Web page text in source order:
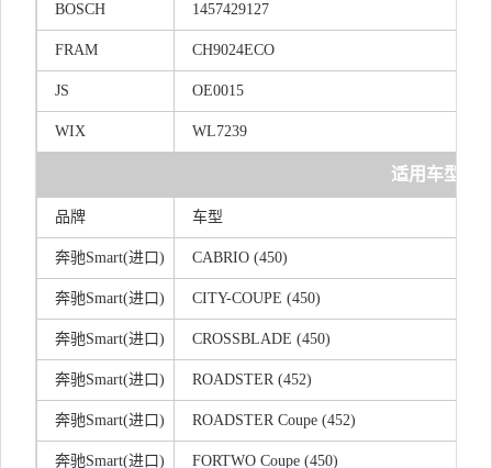
BOSCH 1457429127
FRAM CH9024ECO
JS OE0015
WIX WL7239
适用车型
品牌 车型
奔驰Smart(进口) CABRIO (450)
奔驰Smart(进口) CITY-COUPE (450)
奔驰Smart(进口) CROSSBLADE (450)
奔驰Smart(进口) ROADSTER (452)
奔驰Smart(进口) ROADSTER Coupe (452)
奔驰Smart(进口) FORTWO Coupe (450)